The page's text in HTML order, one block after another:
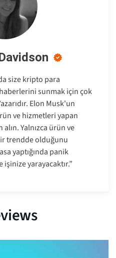
size kripto para
sunmak için çok
Elon Musk'un
ve hizmetleri yapan
Yalnızca ürün ve
trendde olduğunu
yaptığında panik
işinize yarayacaktır.”